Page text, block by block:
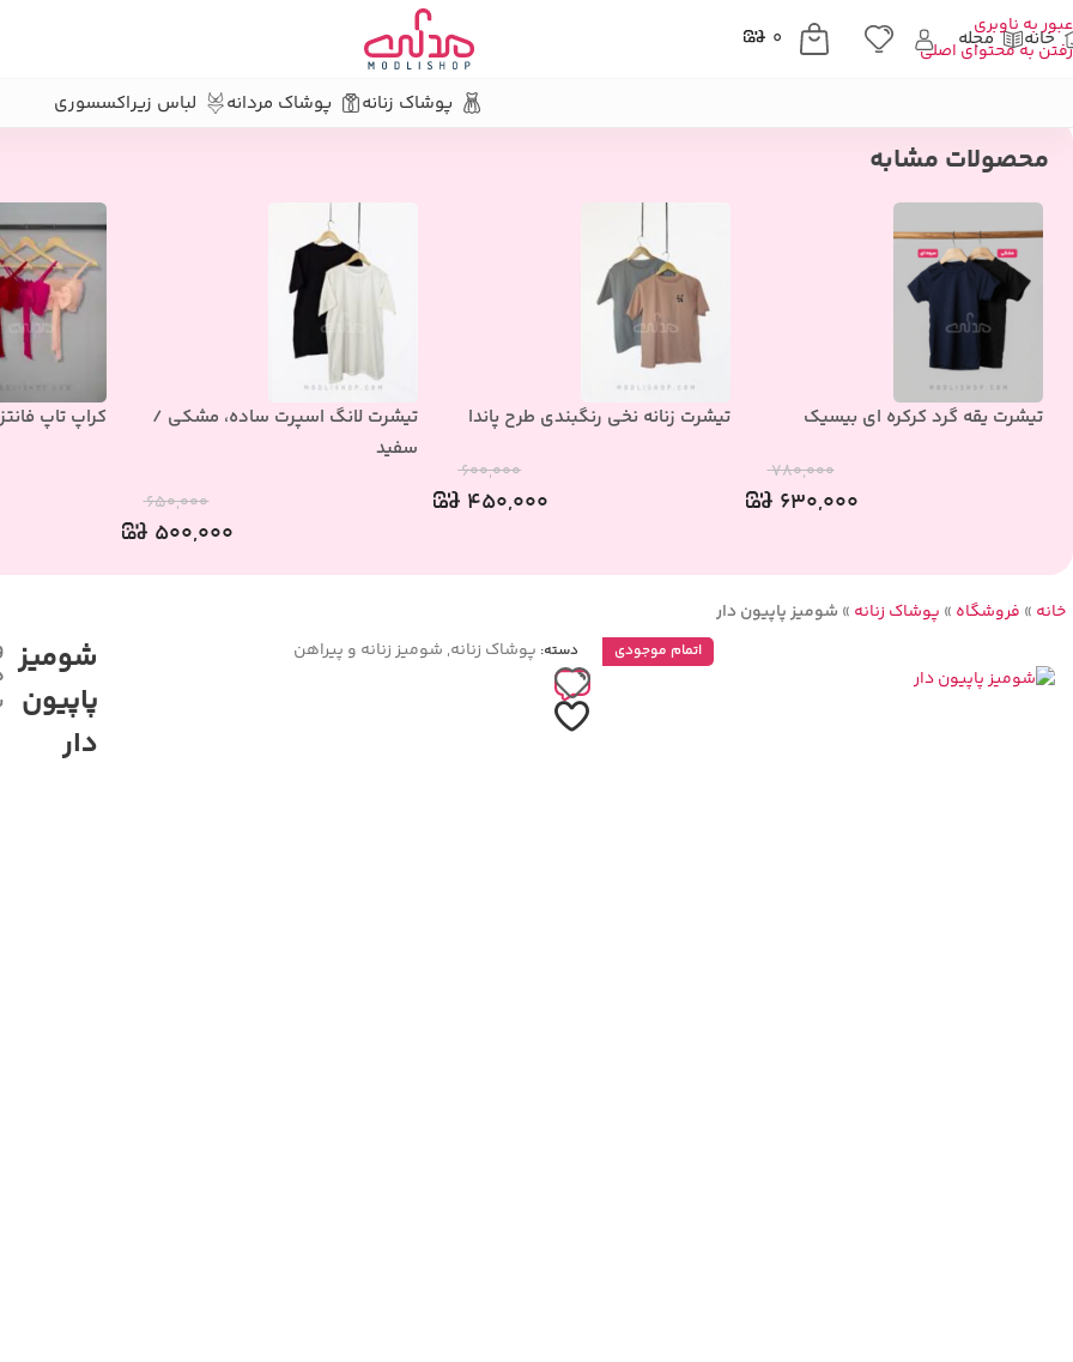
عبور به ناوبری
رفتن به محتوای اصلی
خانه مجله ۰
پوشاک زنانه پوشاک مردانه لباس زیراکسسوری
محصولات مشابه
تیشرت یقه گرد کرکره ای بیسیک
۷۸۰,۰۰۰
۶۳۰,۰۰۰
تیشرت زنانه نخی رنگبندی طرح پاندا
۶۰۰,۰۰۰
۴۵۰,۰۰۰
تیشرت لانگ اسپرت ساده، مشکی /
سفید
۶۵۰,۰۰۰
۵۰۰,۰۰۰
کراپ تاپ
خانه » فروشگاه » پوشاک زنانه » شومیز پاپیون دار
اتمام موجودی دسته: پوشاک زنانه, شومیز زنانه و پیراهن
شومیز
پاپیون
دار